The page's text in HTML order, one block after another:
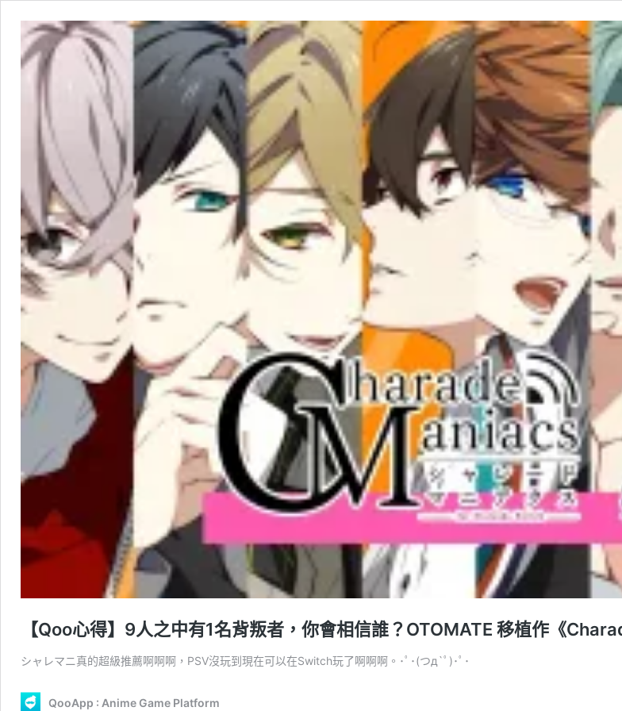
【Qoo心得】9人之中有1名背叛者，你會相信誰？OTOMATE 移植作《
シャレマニ真的超級推薦啊啊啊，PSV沒玩到現在可以在Switch玩了啊啊啊。･ﾟ･(つд`ﾟ)･ﾟ･
QooApp : Anime Game Platform